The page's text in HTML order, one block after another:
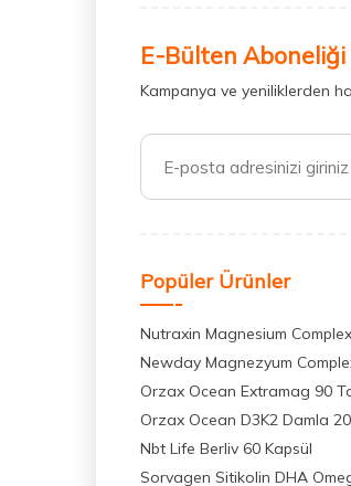
E-Bülten Aboneliği
Kampanya ve yeniliklerden
Popüler Ürünler
Nutraxin Magnesium
Newday Magnezyum
Orzax Ocean Extramag 90
Orzax Ocean D3K2 Damla
Nbt Life Berliv 60 Kapsül
Sorvagen Sitikolin DHA